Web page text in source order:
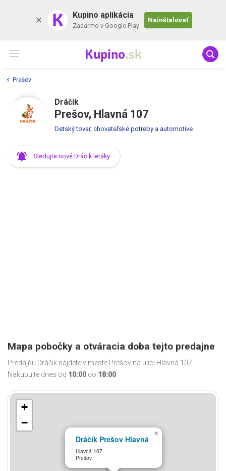
K Kupino aplikácia
Zadarmo v Google Play
Nainštalovať
Kupino.sk
Prešov
Dráčik
Prešov, Hlavná 107
Detský tovar, chovateľské potreby a automotive
Sledujte nové Dráčik letáky
Mapa pobočky a otváracia doba tejto predajne
Predajňu Dráčik nájdete v meste Prešov na ulici Hlavná 107.
Nakupujte dnes od 10:00 do 18:00.
Dráčik Prešov Hlavná
Hlavná 107
Prešov
×
+
−